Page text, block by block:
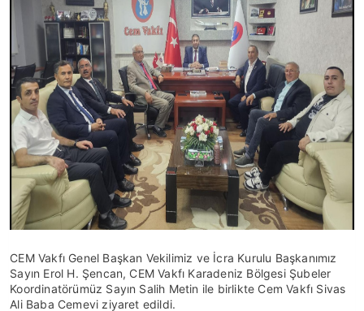
CEM Vakfı Genel Başkan Vekilimiz ve İcra Kurulu Başkanımız
Sayın Erol H. Şencan, CEM Vakfı Karadeniz Bölgesi Şubeler
Koordinatörümüz Sayın Salih Metin ile birlikte Cem Vakfı Sivas
Ali Baba Cemevi ziyaret edildi.